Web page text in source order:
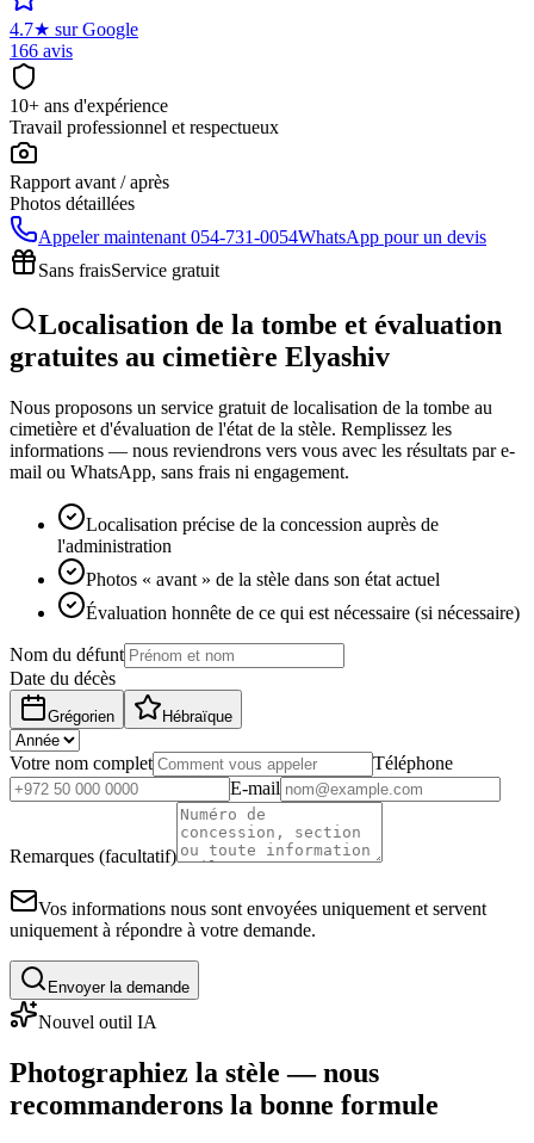
4.7★ sur Google
166 avis
10+ ans d'expérience
Travail professionnel et respectueux
Rapport avant / après
Photos détaillées
Appeler maintenant 054-731-0054WhatsApp pour un devis
Sans fraisService gratuit
Localisation de la tombe et évaluation
gratuites au cimetière Elyashiv
Nous proposons un service gratuit de localisation de la tombe au
cimetière et d'évaluation de l'état de la stèle. Remplissez les
informations — nous reviendrons vers vous avec les résultats par e-
mail ou WhatsApp, sans frais ni engagement.
Localisation précise de la concession auprès de
l'administration
Photos « avant » de la stèle dans son état actuel
Évaluation honnête de ce qui est nécessaire (si nécessaire)
Nom du défunt
Date du décès
Grégorien Hébraïque
Votre nom complet
Téléphone
E-mail
Remarques (facultatif)
Vos informations nous sont envoyées uniquement et servent
uniquement à répondre à votre demande.
Envoyer la demande
Nouvel outil IA
Photographiez la stèle — nous
recommanderons la bonne formule